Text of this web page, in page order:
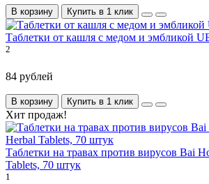
В корзину Купить в 1 клик
Таблетки от кашля с медом и эмбликой
2
84 рублей
В корзину Купить в 1 клик
Хит продаж!
Таблетки на травах против вирусов Bai
Tablets, 70 штук
1